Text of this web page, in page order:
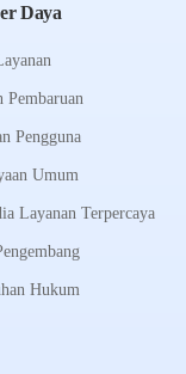
Daya
Pembaruan
Pengguna
Umum
Layanan Terpercaya
Hukum